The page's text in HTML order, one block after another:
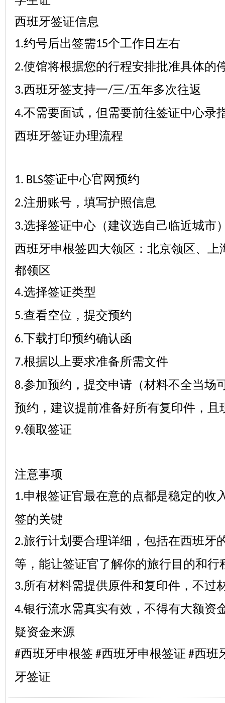
西班牙签证信息
1.约号后出签需15个工作日左右
2.使馆将根据您的行程安排批准具体的
3.西班牙签支持一/三/五年多次往返
4.不需要面试，但需要前往签证中心录
西班牙签证办理流程
1. BLS签证中心官网预约
2.注册账号，填写护照信息
3.选择签证中心（建议选自己临近城市
西班牙申根签四大领区：北京领区、上
都领区
4.选择签证类型
5.查看空位，提交预约
6.下载打印预约确认函
7.根据以上要求准备所需文件
8.参加预约，提交申请（材料不全当场
预约，建议提前准备好所有复印件，且
9.领取签证
注意事项
1.申根签证官最在意的点都是稳定的收
签的关键
2.旅行计划要合理详细，包括在西班牙
等，能让签证官了解你的旅行目的和行
3.所有材料需提供原件和复印件，不过
4.银行流水需真实有效，不得有大额资
疑资金来源
#西班牙申根签 #西班牙申根签证#西班
牙签证